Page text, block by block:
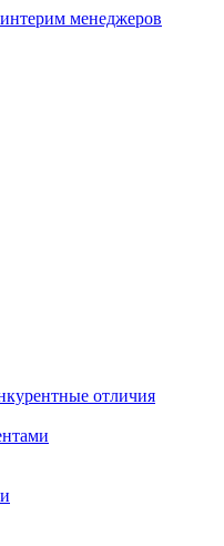
экспертов
отличия